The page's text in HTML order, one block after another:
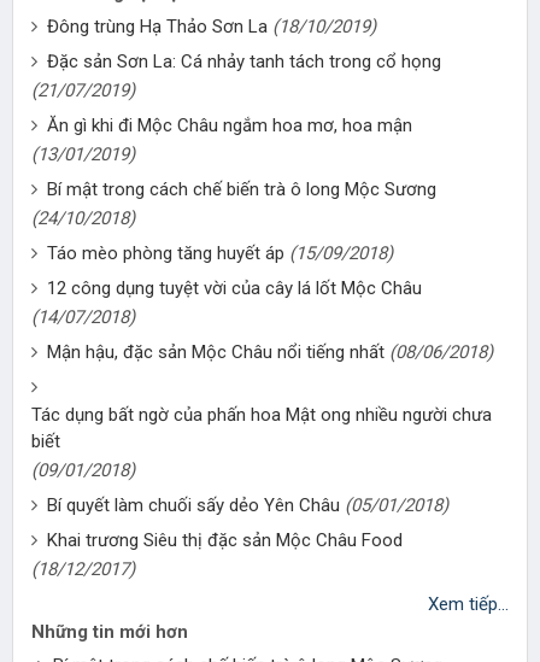
Đông trùng Hạ Thảo Sơn La (18/10/2019)
Đặc sản Sơn La: Cá nhảy tanh tách trong cổ họng
(21/07/2019)
Ăn gì khi đi Mộc Châu ngắm hoa mơ, hoa mận
(13/01/2019)
Bí mật trong cách chế biến trà ô long Mộc Sương
(24/10/2018)
Táo mèo phòng tăng huyết áp (15/09/2018)
12 công dụng tuyệt vời của cây lá lốt Mộc Châu
(14/07/2018)
Mận hậu, đặc sản Mộc Châu nổi tiếng nhất (08/06/2018)
Tác dụng bất ngờ của phấn hoa Mật ong nhiều người chưa
biết
(09/01/2018)
Bí quyết làm chuối sấy dẻo Yên Châu (05/01/2018)
Khai trương Siêu thị đặc sản Mộc Châu Food
(18/12/2017)
Xem tiếp...
Những tin mới hơn